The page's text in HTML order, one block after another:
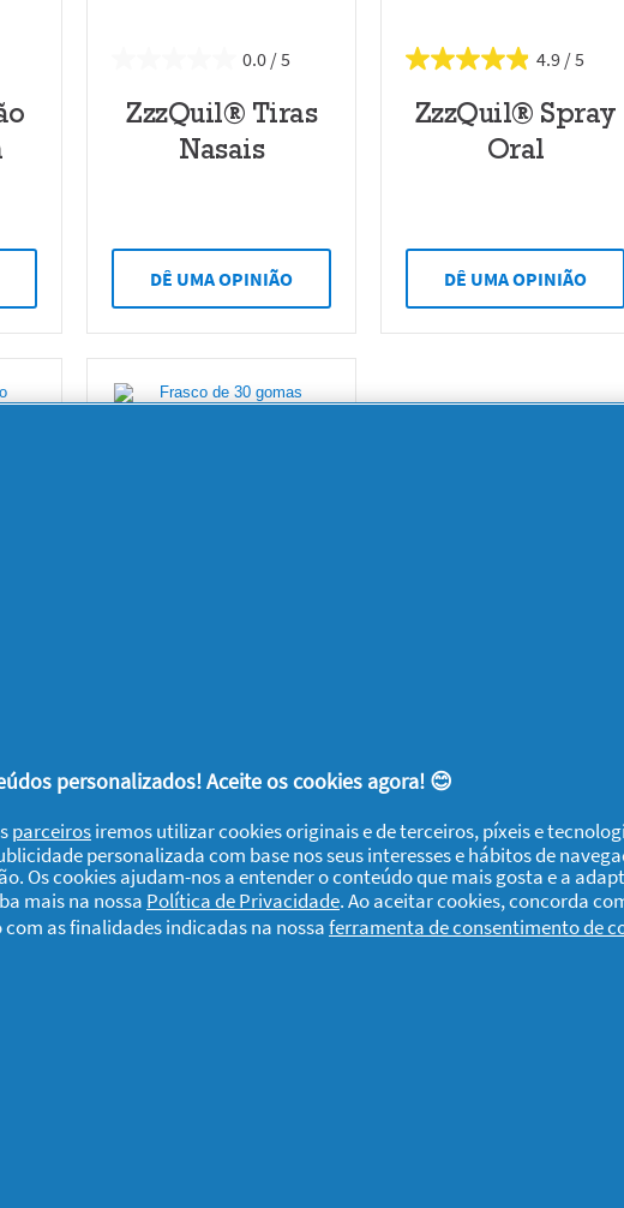
0.0
ZzzQuil® Tiras
Nasais
DÊ UMA OPINIÃO
4.9
ZzzQuil® Spray
Oral
DÊ UMA OPINIÃO
DÊ UMA OPINIÃO
personalizados! Aceite os cookies agora! 😊
parceirosiremos utilizar cookies originais e de terceiros, píxeis e
personalizada com base nos seus interesses e hábitos de
Os cookies ajudam-nos a entender o conteúdo que mais gosta e a
mais na nossa Política de Privacidade. Ao aceitar cookies, concorda
as finalidades indicadas na nossaferramenta de consentimento de